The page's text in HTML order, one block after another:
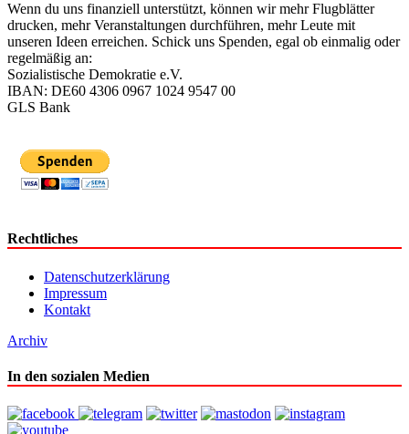
Wenn du uns finanziell unterstützt, können wir mehr Flugblätter
drucken, mehr Veranstaltungen durchführen, mehr Leute mit
unseren Ideen erreichen. Schick uns Spenden, egal ob einmalig oder
regelmäßig an:
Sozialistische Demokratie e.V.
IBAN: DE60 4306 0967 1024 9547 00
GLS Bank
Rechtliches
Datenschutzerklärung
Impressum
Kontakt
Archiv
In den sozialen Medien